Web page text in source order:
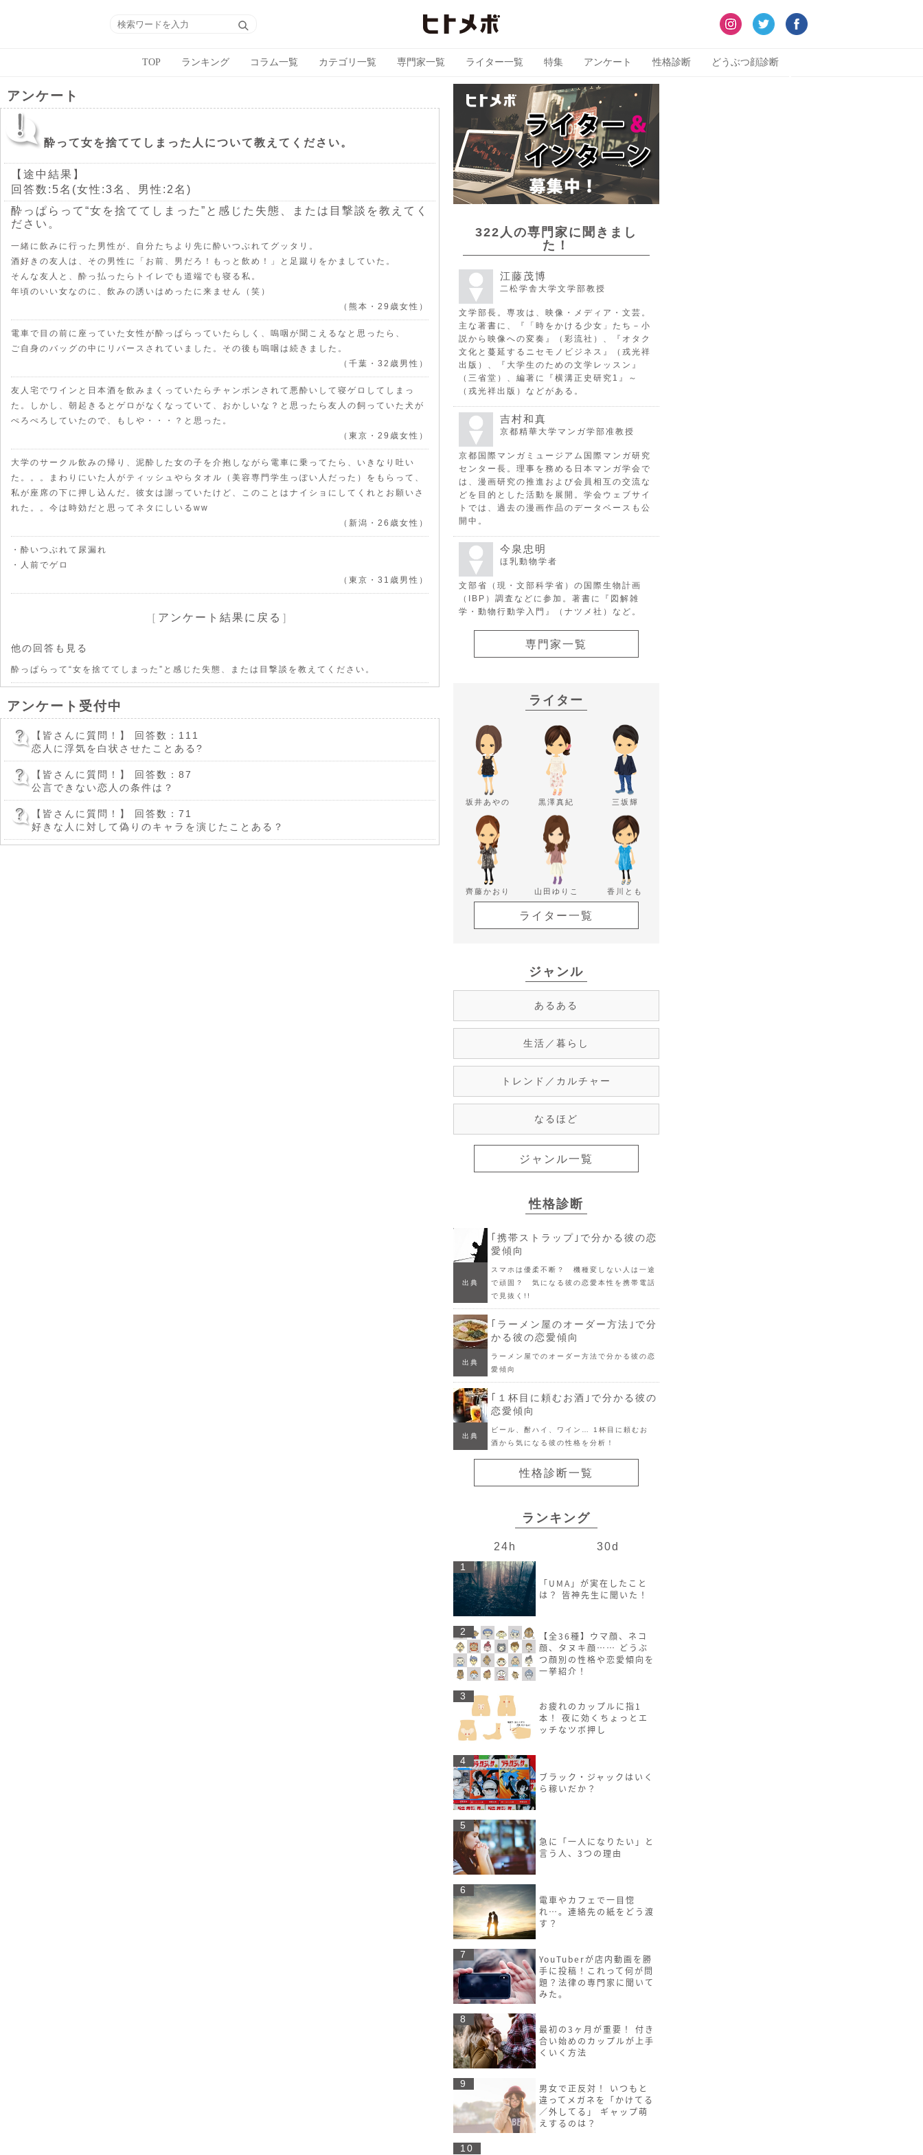
TOP ランキング コラム一覧 カテゴリ一覧 専門家一覧 ライター一覧 特集 アンケート 性格診断 どうぶつ顔診断
アンケート
酔って女を捨ててしまった人について教えてください。
【途中結果】
回答数:5名(女性:3名、男性:2名)
酔っぱらって“女を捨ててしまった”と感じた失態、または目撃談を教えてく
ださい。
一緒に飲みに行った男性が、自分たちより先に酔いつぶれてグッタリ。
酒好きの友人は、その男性に「お前、男だろ！もっと飲め！」と足蹴りをかましていた。
そんな友人と、酔っ払ったらトイレでも道端でも寝る私。
年頃のいい女なのに、飲みの誘いはめったに来ません（笑）
（熊本・29歳女性）
電車で目の前に座っていた女性が酔っぱらっていたらしく、嗚咽が聞こえるなと思ったら、
ご自身のバッグの中にリバースされていました。その後も嗚咽は続きました。
（千葉・32歳男性）
友人宅でワインと日本酒を飲みまくっていたらチャンポンされて悪酔いして寝ゲロしてしまっ
た。しかし、朝起きるとゲロがなくなっていて、おかしいな？と思ったら友人の飼っていた犬が
ぺろぺろしていたので、もしや・・・？と思った。
（東京・29歳女性）
大学のサークル飲みの帰り、泥酔した女の子を介抱しながら電車に乗ってたら、いきなり吐い
た。。。まわりにいた人がティッシュやらタオル（美容専門学生っぽい人だった）をもらって、
私が座席の下に押し込んだ。彼女は謝っていたけど、このことはナイショにしてくれとお願いさ
れた。。今は時効だと思ってネタにしいるww
（新潟・26歳女性）
・酔いつぶれて尿漏れ
・人前でゲロ
（東京・31歳男性）
［ アンケート結果に戻る ］
他の回答も見る
酔っぱらって“女を捨ててしまった”と感じた失態、または目撃談を教えてください。
アンケート受付中
【皆さんに質問！】
回答数：111
恋人に浮気を白状させたことある?
【皆さんに質問！】
回答数：87
公言できない恋人の条件は？
【皆さんに質問！】
回答数：71
好きな人に対して偽りのキャラを演じたことある？
322人の専門家に聞きまし
た！
江藤茂博
二松学舎大学文学部教授
文学部長。専攻は、映像・メディア・文芸。
主な著書に、『「時をかける少女」たち－小
説から映像への変奏』（彩流社）、『オタク
文化と蔓延するニセモノビジネス』（戎光祥
出版）、『大学生のための文学レッスン』
（三省堂）、編著に『横溝正史研究1』～
（戎光祥出版）などがある。
吉村和真
京都精華大学マンガ学部准教授
京都国際マンガミュージアム国際マンガ研究
センター長。理事を務める日本マンガ学会で
は、漫画研究の推進および会員相互の交流な
どを目的とした活動を展開。学会ウェブサイ
トでは、過去の漫画作品のデータベースも公
開中。
今泉忠明
ほ乳動物学者
文部省（現・文部科学省）の国際生物計画
（IBP）調査などに参加。著書に『図解雑
学・動物行動学入門』（ナツメ社）など。
専門家一覧
ライター
坂井あやの 黒澤真紀 三坂輝
齊藤かおり 山田ゆりこ 香川とも
ライター一覧
ジャンル
あるある
生活／暮らし
トレンド／カルチャー
なるほど
ジャンル一覧
性格診断
｢携帯ストラップ｣で分かる彼の恋
愛傾向
出典
スマホは優柔不断？ 機種変しない人は一途
で頑固？ 気になる彼の恋愛本性を携帯電話
で見抜く!!
｢ラーメン屋のオーダー方法｣で分
かる彼の恋愛傾向
出典
ラーメン屋でのオーダー方法で分かる彼の恋
愛傾向
｢１杯目に頼むお酒｣で分かる彼の
恋愛傾向
出典
ビール、酎ハイ、ワイン… 1杯目に頼むお
酒から気になる彼の性格を分析！
性格診断一覧
ランキング
24h 30d
1
「UMA」が実在したこと
は？ 皆神先生に聞いた！
2
【全36種】ウマ顔、ネコ
顔、タヌキ顔…… どうぶ
つ顔別の性格や恋愛傾向を
一挙紹介！
3
お疲れのカップルに指1
本！ 夜に効くちょっとエ
ッチなツボ押し
4
ブラック・ジャックはいく
ら稼いだか？
5
急に「一人になりたい」と
言う人、3つの理由
6
電車やカフェで一目惚
れ…。連絡先の紙をどう渡
す？
7
YouTuberが店内動画を勝
手に投稿！これって何が問
題？法律の専門家に聞いて
みた。
8
最初の3ヶ月が重要！ 付き
合い始めのカップルが上手
くいく方法
9
男女で正反対！ いつもと
違ってメガネを「かけてる
／外してる」 ギャップ萌
えするのは？
10